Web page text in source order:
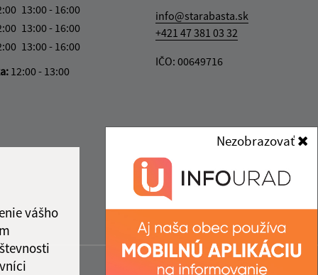
vášho
Nezobrazovať
13:00 - 16:00
13:00 - 16:00
13:00 - 16:00
12:00 - 13:00
info@starabasta.sk
+421 47 381 03 32
IČO: 00649716